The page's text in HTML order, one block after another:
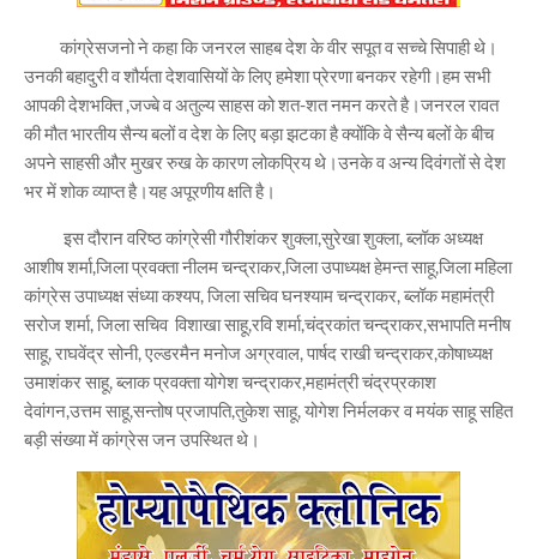
कांग्रेसजनो ने कहा कि जनरल साहब देश के वीर सपूत व सच्चे सिपाही थे।
उनकी बहादुरी व शौर्यता देशवासियों के लिए हमेशा प्रेरणा बनकर रहेगी।हम सभी
आपकी देशभक्ति ,जज्बे व अतुल्य साहस को शत-शत नमन करते है।जनरल रावत
की मौत भारतीय सैन्य बलों व देश के लिए बड़ा झटका है क्योंकि वे सैन्य बलों के बीच
अपने साहसी और मुखर रुख के कारण लोकप्रिय थे।उनके व अन्य दिवंगतों से देश
भर में शोक व्याप्त है।यह अपूरणीय क्षति है।
इस दौरान वरिष्ठ कांग्रेसी गौरीशंकर शुक्ला,सुरेखा शुक्ला, ब्लॉक अध्यक्ष
आशीष शर्मा,जिला प्रवक्ता नीलम चन्द्राकर,जिला उपाध्यक्ष हेमन्त साहू,जिला महिला
कांग्रेस उपाध्यक्ष संध्या कश्यप, जिला सचिव घनश्याम चन्द्राकर, ब्लॉक महामंत्री
सरोज शर्मा, जिला सचिव विशाखा साहू,रवि शर्मा,चंद्रकांत चन्द्राकर,सभापति मनीष
साहू, राघवेंद्र सोनी, एल्डरमैन मनोज अग्रवाल, पार्षद राखी चन्द्राकर,कोषाध्यक्ष
उमाशंकर साहू, ब्लाक प्रवक्ता योगेश चन्द्राकर,महामंत्री चंद्रप्रकाश
देवांगन,उत्तम साहू,सन्तोष प्रजापति,तुकेश साहू, योगेश निर्मलकर व मयंक साहू सहित
बड़ी संख्या में कांग्रेस जन उपस्थित थे।